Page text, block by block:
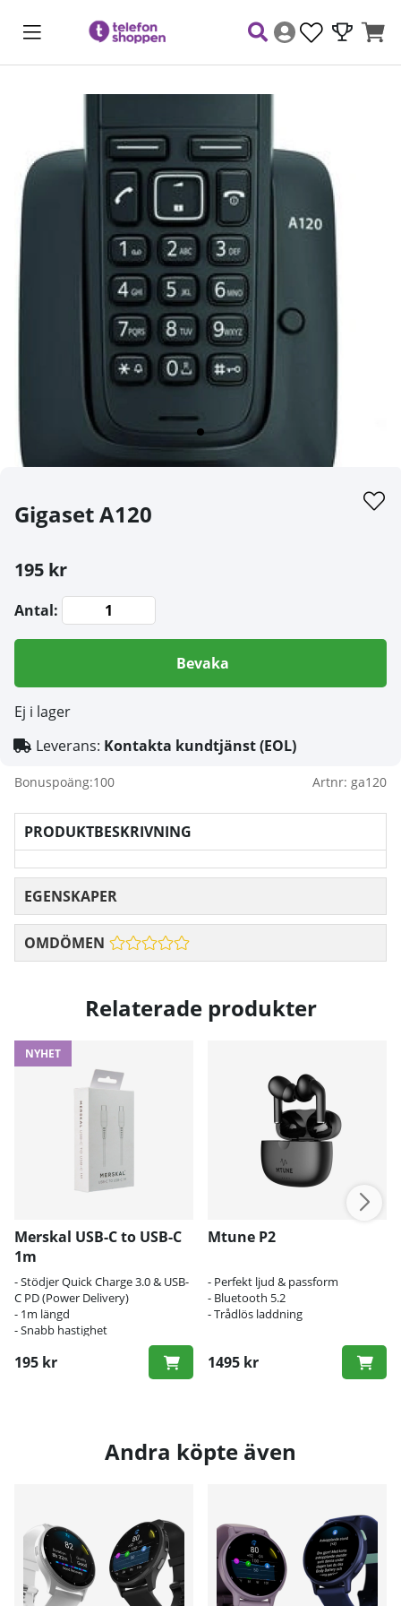
Gigaset A120
195 kr
Antal:
Bevaka
Ej i lager
Leverans: Kontakta kundtjänst (EOL)
Bonuspoäng:100 Artnr: ga120
PRODUKTBESKRIVNING
EGENSKAPER
OMDÖMEN
Relaterade produkter
NYHET
Merskal USB-C to USB-C
1m
- Stödjer Quick Charge 3.0 & USB-
C PD (Power Delivery)
- 1m längd
- Snabb hastighet
195 kr
Mtune P2
- Perfekt ljud & passform
- Bluetooth 5.2
- Trådlös laddning
1495 kr
Andra köpte även